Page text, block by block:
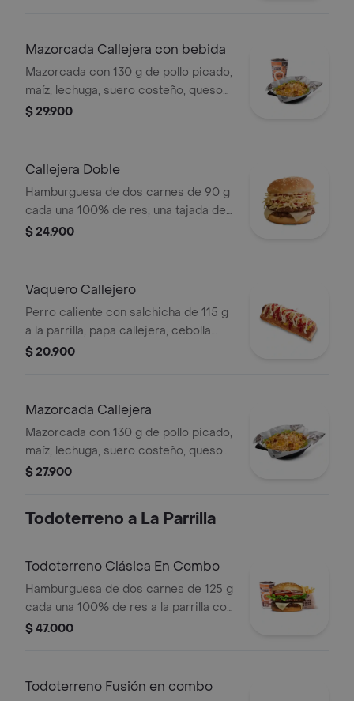
Mazorcada Callejera con bebida
Mazorcada con 130 g de pollo picado,
maíz, lechuga, suero costeño, queso
costeño, salsa BBQ, salsa Corral,
$ 29.900
Callejera Doble
Hamburguesa de dos carnes de 90 g
cada una 100% de res, una tajada de
queso tipo mozzarella, papas
$ 24.900
Vaquero Callejero
Perro caliente con salchicha de 115 g
a la parrilla, papa callejera, cebolla
picada, salsa blanca, salsa de tomate
$ 20.900
Mazorcada Callejera
Mazorcada con 130 g de pollo picado,
maíz, lechuga, suero costeño, queso
costeño, salsa BBQ, salsa Corral,
$ 27.900
Todoterreno a La Parrilla
Todoterreno Clásica En Combo
Hamburguesa de dos carnes de 125 g
cada una 100% de res a la parrilla con
salsa bbq, queso mozzarella, lechuga,
$ 47.000
Todoterreno Fusión en combo